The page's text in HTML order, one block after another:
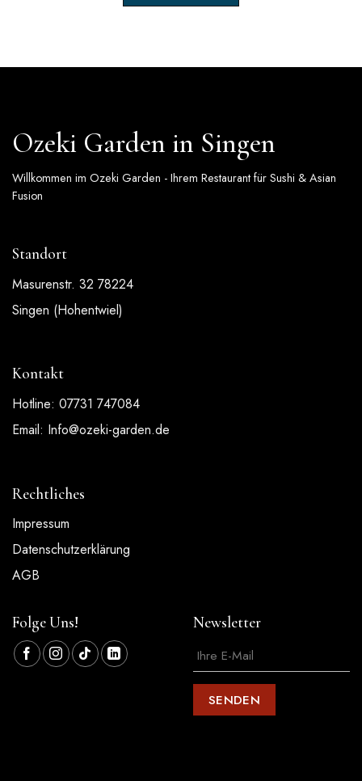
Ozeki Garden in Singen
Willkommen im Ozeki Garden - Ihrem Restaurant für Sushi & Asian
Fusion
Standort
Masurenstr. 32 78224
Singen (Hohentwiel)
Kontakt
Hotline: 07731 747084
Email: Info@ozeki-garden.de
Rechtliches
Impressum
Datenschutzerklärung
AGB
Folge Uns! Newsletter